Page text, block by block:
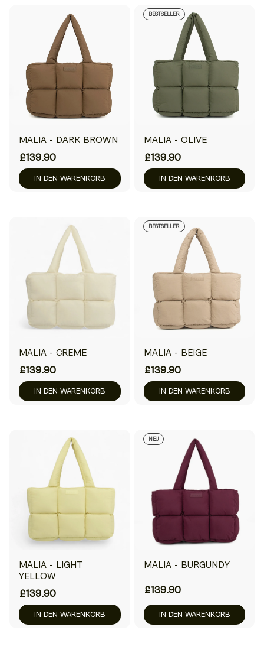
MALIA - DARK BROWN
£139.90
IN DEN WARENKORB
BESTSELLER
MALIA - OLIVE
£139.90
IN DEN WARENKORB
MALIA - CREME
£139.90
IN DEN WARENKORB
BESTSELLER
MALIA - BEIGE
£139.90
IN DEN WARENKORB
MALIA - LIGHT
YELLOW
£139.90
IN DEN WARENKORB
NEU
MALIA - BURGUNDY
£139.90
IN DEN WARENKORB